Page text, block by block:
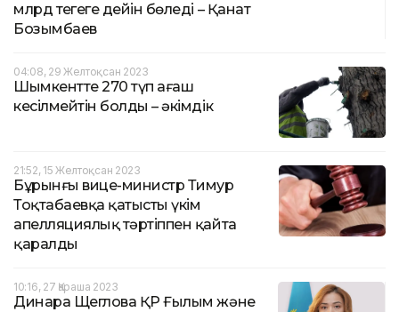
млрд теңгеге дейін бөледі – Қанат
Бозымбаев
04:08, 29 Желтоқсан 2023
Шымкентте 270 түп ағаш
кесілмейтін болды – әкімдік
21:52, 15 Желтоқсан 2023
Бұрынғы вице-министр Тимур
Тоқтабаевқа қатысты үкім
апелляциялық тәртіппен қайта
қаралды
10:16, 27 Қараша 2023
Динара Щеглова ҚР Ғылым және